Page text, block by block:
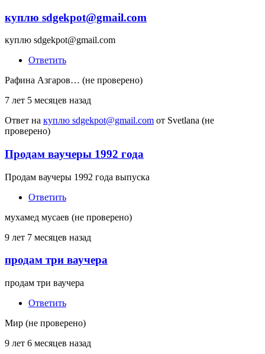
куплю sdgekpot@gmail.com
куплю sdgekpot@gmail.com
Ответить
Рафина Азгаров… (не проверено)
7 лет 5 месяцев назад
Ответ на куплю sdgekpot@gmail.com от Svetlana (не
проверено)
Продам ваучеры 1992 года
Продам ваучеры 1992 года выпуска
Ответить
мухамед мусаев (не проверено)
9 лет 7 месяцев назад
продам три ваучера
продам три ваучера
Ответить
Мир (не проверено)
9 лет 6 месяцев назад